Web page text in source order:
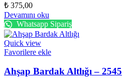
₺ 375,00
Devamını oku
Whatsapp Sipariş
Quick view
Favorilere ekle
Ahşap Bardak Altlığı – 2545